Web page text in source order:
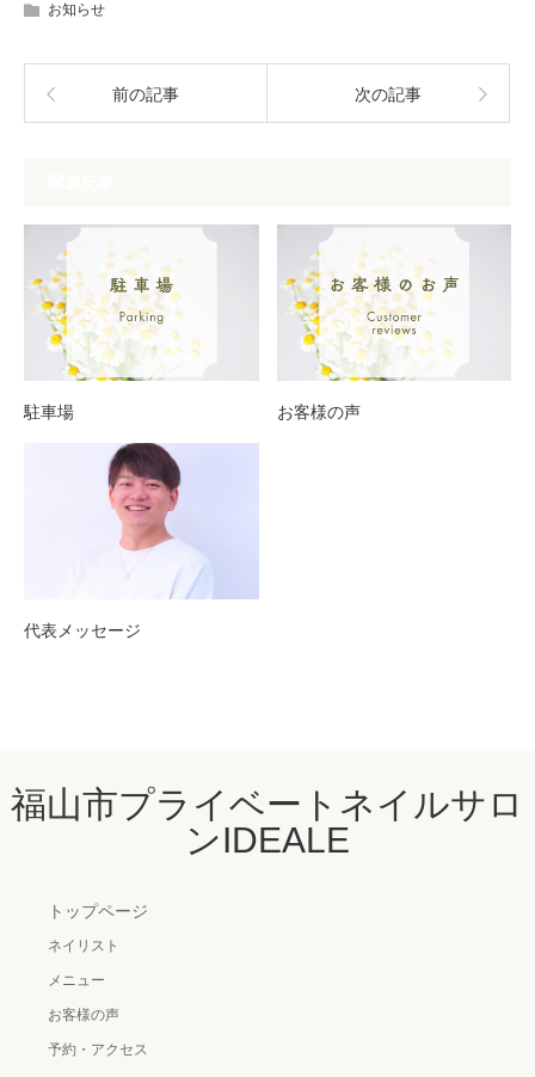
お知らせ
前の記事 次の記事
駐車場 お客様の声
代表メッセージ
福山市プライベートネイルサロ
ンIDEALE
トップページ
ネイリスト
メニュー
お客様の声
予約・アクセス